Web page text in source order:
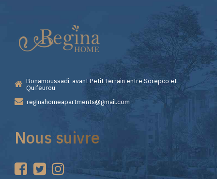
Casino
—
Premiers
Pas
sur
Bonamoussadi, avant Petit Terrain entre Sorepco et
Quifeurou
reginahomeapartments@gmail.com
Nous suivre